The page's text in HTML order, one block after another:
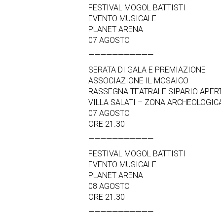
FESTIVAL MOGOL BATTISTI
EVENTO MUSICALE
PLANET ARENA
07 AGOSTO
———————————-
SERATA DI GALA E PREMIAZIONE
ASSOCIAZIONE IL MOSAICO
RASSEGNA TEATRALE SIPARIO
VILLA SALATI – ZONA
07 AGOSTO
ORE 21.30
———————————
FESTIVAL MOGOL BATTISTI
EVENTO MUSICALE
PLANET ARENA
08 AGOSTO
ORE 21.30
———————————